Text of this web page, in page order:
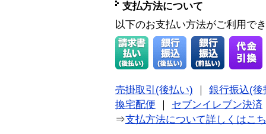
支払方法について
以下のお支払い方法がご利用で
売掛取引(後払い)
銀行振込(後
換宅配便
セブンイレブン決済
⇒支払方法について詳しくはこ